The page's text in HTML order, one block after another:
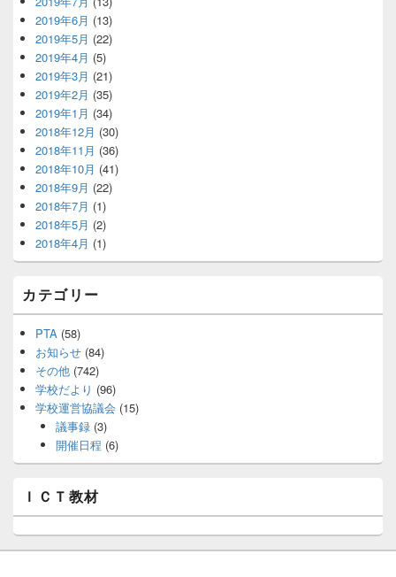
2019年6月 (13)
2019年5月 (22)
2019年4月 (5)
2019年3月 (21)
2019年2月 (35)
2019年1月 (34)
2018年12月 (30)
2018年11月 (36)
2018年10月 (41)
2018年9月 (22)
2018年7月 (1)
2018年5月 (2)
2018年4月 (1)
カテゴリー
PTA (58)
お知らせ (84)
その他 (742)
学校だより (96)
学校運営協議会 (15)
議事録(3)
開催日程 (6)
ＩＣＴ教材